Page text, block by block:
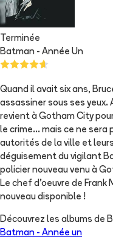
Terminée
Batman - Année Un
Quand il avait six ans,
assassiner sous ses
revient à Gotham City
le crime... mais ce ne sera
autorités de la ville et
déguisement du vigilant
policier nouveau venu à
Le chef d'oeuvre de
nouveau disponible !
Découvrez les albums de
Batman - Année un